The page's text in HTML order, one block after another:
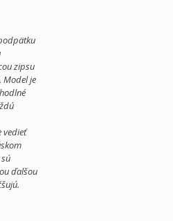
zipsu
Model je
vedieť
ďalšou